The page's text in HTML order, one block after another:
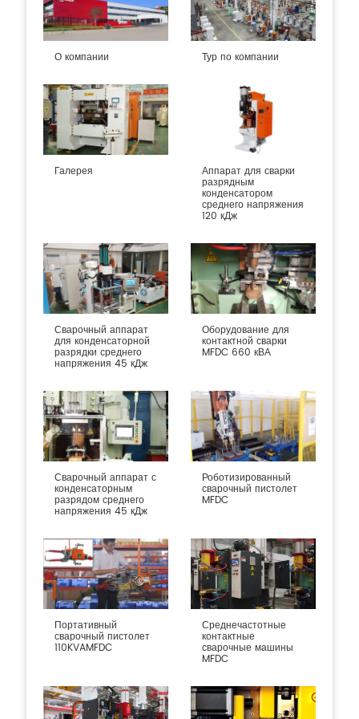
О компании Тур по компании
Галерея Аппарат для сварки
разрядным
конденсатором
среднего напряжения
120 кДж
Сварочный аппарат
для конденсаторной
разрядки среднего
напряжения 45 кДж
Оборудование для
контактной сварки
MFDC 660 кВА
Сварочный аппарат с
конденсаторным
разрядом среднего
напряжения 45 кДж
Роботизированный
сварочный пистолет
MFDC
Портативный
сварочный пистолет
110KVAMFDC
Среднечастотные
контактные
сварочные машины
MFDC